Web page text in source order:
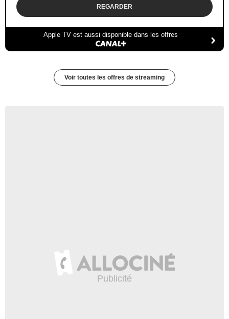
REGARDER
Apple TV est aussi disponible dans les offres
Voir toutes les offres de streaming